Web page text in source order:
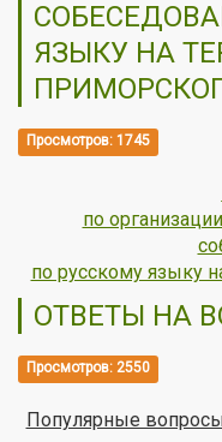
ЯЗЫКУ НА
Просмотров: 1745
по
по русскому языку
ОТВЕТЫ НА
Просмотров: 2550
Популярные